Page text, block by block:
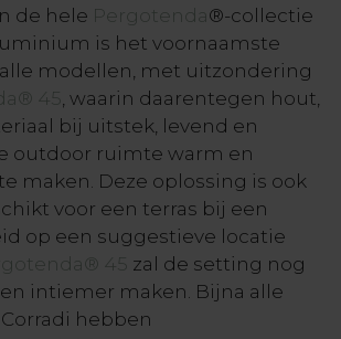
de hele Pergotenda®-collectie
is het voornaamste
modellen, met uitzondering
45
, waarin daarentegen hout,
bij uitstek, levend en
outdoor ruimte warm en
maken. Deze oplossing is ook
voor een terras bij een
op een suggestieve locatie
45 zal de setting nog
intiemer maken. Bijna alle
hebben